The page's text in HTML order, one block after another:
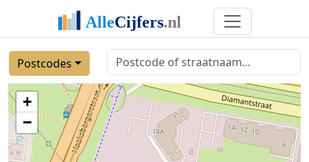
Postcodes
+
−